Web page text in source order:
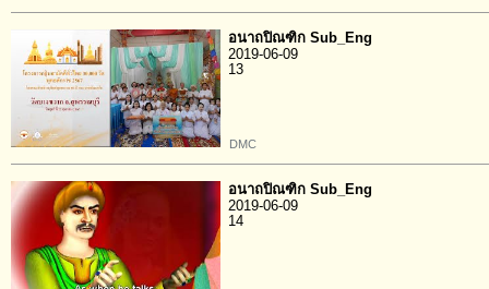
อนาถปิณฑิก Sub_Eng
2019-06-09
13
DMC
อนาถปิณฑิก Sub_Eng
2019-06-09
14